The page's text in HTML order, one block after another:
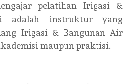
pelatihan Irigasi &
adalah instruktur yang
Irigasi & Bangunan Air
maupun praktisi.